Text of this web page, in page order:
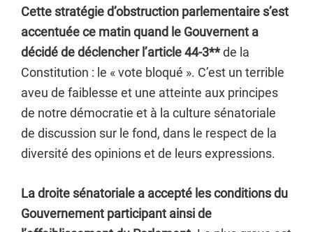
Cette stratégie d’obstruction parlementaire s’est
accentuée ce matin quand le Gouvernent a
décidé de déclencher l’article 44-3**de la
Constitution : le « vote bloqué ». C’est un terrible
aveu de faiblesse et une atteinte aux principes
de notre démocratie et à la culture sénatoriale
de discussion sur le fond, dans le respect de la
diversité des opinions et de leurs expressions.
La droite sénatoriale a accepté les conditions du
Gouvernement participant ainsi de